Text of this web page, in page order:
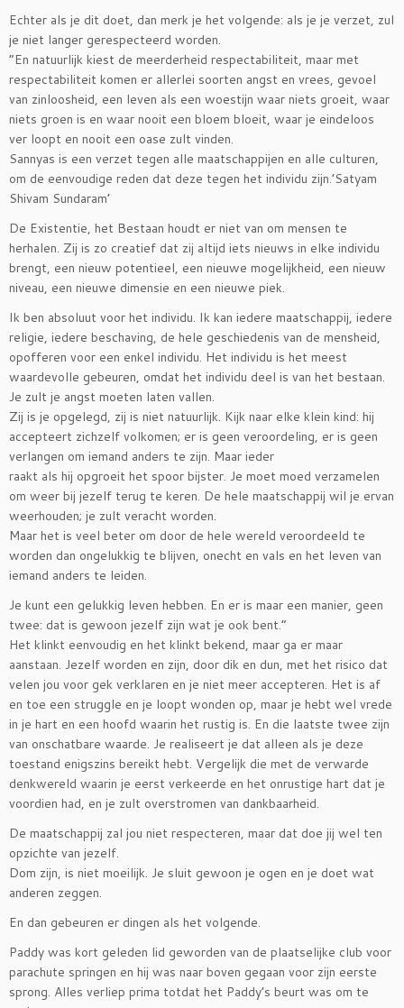
Echter als je dit doet, dan merk je het volgende: als je je verzet, zul
je niet langer gerespecteerd worden.
“En natuurlijk kiest de meerderheid respectabiliteit, maar met
respectabiliteit komen er allerlei soorten angst en vrees, gevoel
van zinloosheid, een leven als een woestijn waar niets groeit, waar
niets groen is en waar nooit een bloem bloeit, waar je eindeloos
ver loopt en nooit een oase zult vinden.
Sannyas is een verzet tegen alle maatschappijen en alle culturen,
om de eenvoudige reden dat deze tegen het individu zijn.’Satyam
Shivam Sundaram’
De Existentie, het Bestaan houdt er niet van om mensen te
herhalen. Zij is zo creatief dat zij altijd iets nieuws in elke individu
brengt, een nieuw potentieel, een nieuwe mogelijkheid, een nieuw
niveau, een nieuwe dimensie en een nieuwe piek.
Ik ben absoluut voor het individu. Ik kan iedere maatschappij, iedere
religie, iedere beschaving, de hele geschiedenis van de mensheid,
opofferen voor een enkel individu. Het individu is het meest
waardevolle gebeuren, omdat het individu deel is van het bestaan.
Je zult je angst moeten laten vallen.
Zij is je opgelegd, zij is niet natuurlijk. Kijk naar elke klein kind: hij
accepteert zichzelf volkomen; er is geen veroordeling, er is geen
verlangen om iemand anders te zijn. Maar ieder
raakt als hij opgroeit het spoor bijster. Je moet moed verzamelen
om weer bij jezelf terug te keren. De hele maatschappij wil je ervan
weerhouden; je zult veracht worden.
Maar het is veel beter om door de hele wereld veroordeeld te
worden dan ongelukkig te blijven, onecht en vals en het leven van
iemand anders te leiden.
Je kunt een gelukkig leven hebben. En er is maar een manier, geen
twee: dat is gewoon jezelf zijn wat je ook bent.”
Het klinkt eenvoudig en het klinkt bekend, maar ga er maar
aanstaan. Jezelf worden en zijn, door dik en dun, met het risico dat
velen jou voor gek verklaren en je niet meer accepteren. Het is af
en toe een struggle en je loopt wonden op, maar je hebt wel vrede
in je hart en een hoofd waarin het rustig is. En die laatste twee zijn
van onschatbare waarde. Je realiseert je dat alleen als je deze
toestand enigszins bereikt hebt. Vergelijk die met de verwarde
denkwereld waarin je eerst verkeerde en het onrustige hart dat je
voordien had, en je zult overstromen van dankbaarheid.
De maatschappij zal jou niet respecteren, maar dat doe jij wel ten
opzichte van jezelf.
Dom zijn, is niet moeilijk. Je sluit gewoon je ogen en je doet wat
anderen zeggen.
En dan gebeuren er dingen als het volgende.
Paddy was kort geleden lid geworden van de plaatselijke club voor
parachute springen en hij was naar boven gegaan voor zijn eerste
sprong. Alles verliep prima totdat het Paddy’s beurt was om te